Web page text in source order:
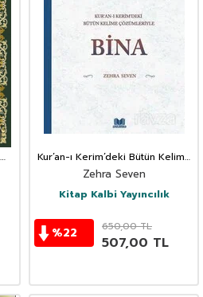
Kur’an-ı Kerim’deki Bütün Kelime
Çözümleriyle Bina
Zehra Seven
Kitap Kalbi Yayıncılık
%22 650,00TL
507,00 TL